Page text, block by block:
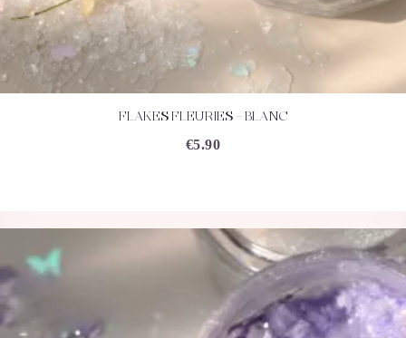
ACHETEZFLAKES FLEURIES – BLANC
€5.90